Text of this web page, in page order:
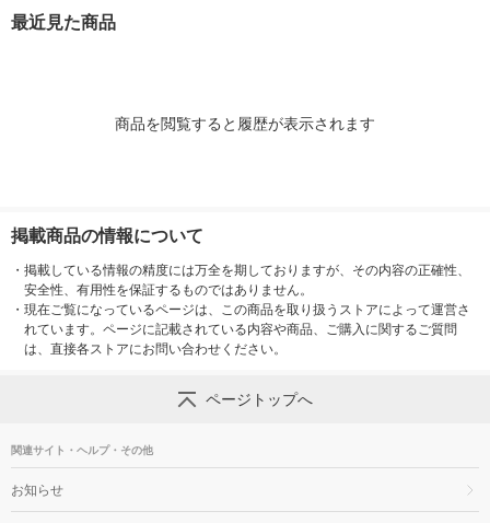
最近見た商品
商品を閲覧すると履歴が表示されます
掲載商品の情報について
・ 掲載している情報の精度には万全を期しておりますが、その内容の正確性、
安全性、有用性を保証するものではありません。
・ 現在ご覧になっているページは、この商品を取り扱うストアによって運営さ
れています。ページに記載されている内容や商品、ご購入に関するご質問
は、直接各ストアにお問い合わせください。
ページトップへ
関連サイト・ヘルプ・その他
お知らせ